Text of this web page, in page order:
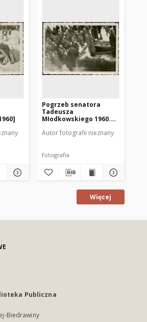
Pogrzeb senatora
Tadeusza
Młodkowskiego 1960.
Autor fotografii nieznany
fotografia
Więcej
Publiczna
Biedrawiny